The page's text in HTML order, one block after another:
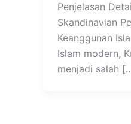
Penjelasan
Skandinavian
Keanggunan
Islam modern,
menjadi salah